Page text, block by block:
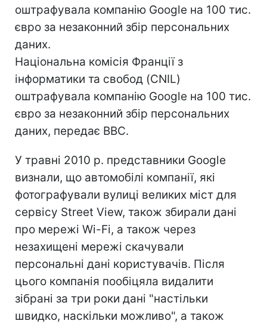
оштрафувала компанію Google на 100 тис.
євро за незаконний збір персональних
даних.
Національна комісія Франції з
інформатики та свобод (CNIL)
оштрафувала компанію Google на 100 тис.
євро за незаконний збір персональних
даних, передає ВВС.
У травні 2010 р. представники Google
визнали, що автомобілі компанії, які
фотографували вулиці великих міст для
сервісу Street View, також збирали дані
про мережі Wi-Fi, а також через
незахищені мережі скачували
персональні дані користувачів. Після
цього компанія пообіцяла видалити
зібрані за три роки дані "настільки
швидко, наскільки можливо", а також